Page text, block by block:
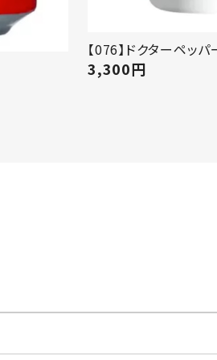
【076】ドクターペッ
3,300円